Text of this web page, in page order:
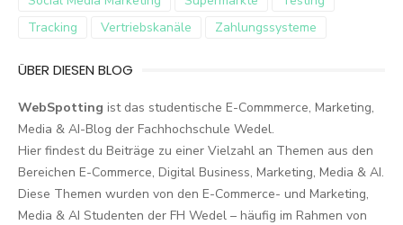
Tracking
Vertriebskanäle Zahlungssysteme
ÜBER DIESEN BLOG
WebSpotting ist das studentische E-Commmerce, Marketing,
Media & AI-Blog der Fachhochschule Wedel.
Hier findest du Beiträge zu einer Vielzahl an Themen aus den
Bereichen E-Commerce, Digital Business, Marketing, Media & AI.
Diese Themen wurden von den E-Commerce- und Marketing,
Media & AI Studenten der FH Wedel – häufig im Rahmen von